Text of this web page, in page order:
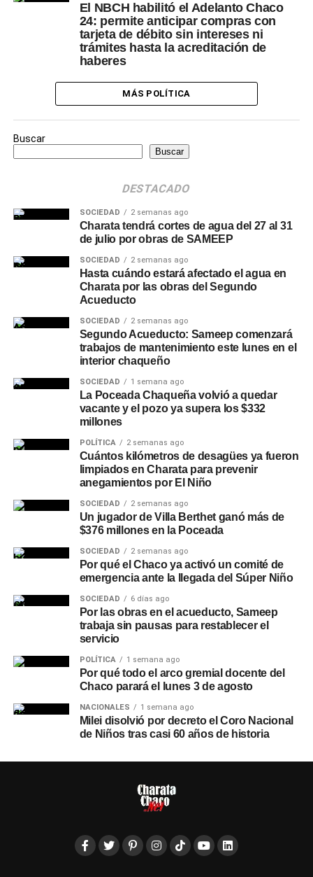
El NBCH habilitó el Adelanto Chaco
24: permite anticipar compras con
tarjeta de débito sin intereses ni
trámites hasta la acreditación de
haberes
MÁS POLÍTICA
Buscar
Buscar
DESTACADO
SOCIEDAD 2 semanas ago
Charata tendrá cortes de agua del 27 al 31
de julio por obras de SAMEEP
SOCIEDAD 2 semanas ago
Hasta cuándo estará afectado el agua en
Charata por las obras del Segundo
Acueducto
SOCIEDAD 2 semanas ago
Segundo Acueducto: Sameep comenzará
trabajos de mantenimiento este lunes en el
interior chaqueño
SOCIEDAD 1 semana ago
La Poceada Chaqueña volvió a quedar
vacante y el pozo ya supera los $332
millones
POLÍTICA 2 semanas ago
Cuántos kilómetros de desagües ya fueron
limpiados en Charata para prevenir
anegamientos por El Niño
SOCIEDAD 2 semanas ago
Un jugador de Villa Berthet ganó más de
$376 millones en la Poceada
SOCIEDAD 2 semanas ago
Por qué el Chaco ya activó un comité de
emergencia ante la llegada del Súper Niño
SOCIEDAD 6 días ago
Por las obras en el acueducto, Sameep
trabaja sin pausas para restablecer el
servicio
POLÍTICA 1 semana ago
Por qué todo el arco gremial docente del
Chaco parará el lunes 3 de agosto
NACIONALES 1 semana ago
Milei disolvió por decreto el Coro Nacional
de Niños tras casi 60 años de historia